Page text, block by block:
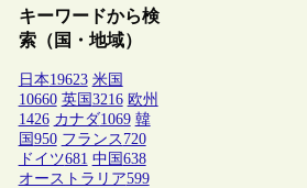
キーワードから検
索（国・地域）
日本19623 米国
10660 英国 3216 欧州
1426 カナダ1069 韓
国 950 フランス 720
ドイツ681 中国 638
オーストラリア599